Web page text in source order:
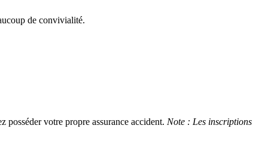
de convivialité.
votre propre assurance accident. Note : Les inscriptions